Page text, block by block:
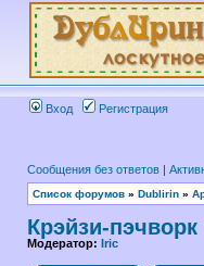
Вход Регистрация
Сообщения без ответов |
Список форумов » Dublirin »
Крэйзи-пэчворк
Модератор: Iric